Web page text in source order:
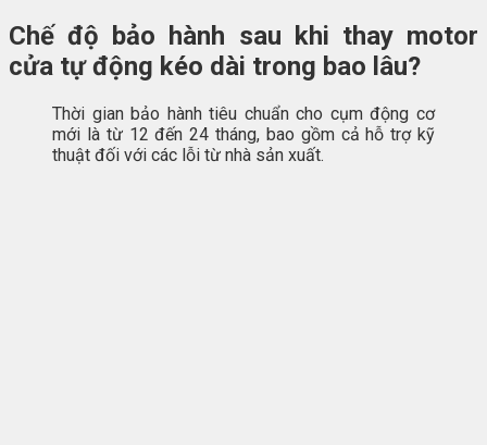
Chế độ bảo hành sau khi thay motor
cửa tự động kéo dài trong bao lâu?
Thời gian bảo hành tiêu chuẩn cho cụm động cơ
mới là từ 12 đến 24 tháng, bao gồm cả hỗ trợ kỹ
thuật đối với các lỗi từ nhà sản xuất.